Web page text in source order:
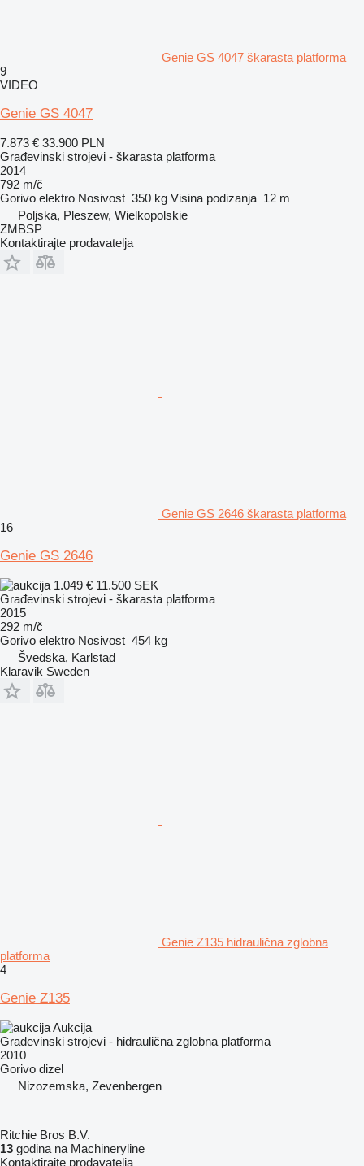
Genie GS 4047 škarasta platforma
9
VIDEO
Genie GS 4047
7.873 € 33.900 PLN
Građevinski strojevi - škarasta platforma
2014
792 m/č
Gorivo elektro Nosivost 350 kg Visina podizanja 12 m
Poljska, Pleszew, Wielkopolskie
ZMBSP
Kontaktirajte prodavatelja
Genie GS 2646 škarasta platforma
16
Genie GS 2646
1.049 € 11.500 SEK
Građevinski strojevi - škarasta platforma
2015
292 m/č
Gorivo elektro Nosivost 454 kg
Švedska, Karlstad
Klaravik Sweden
Genie Z135 hidraulična zglobna
platforma
4
Genie Z135
Aukcija
Građevinski strojevi - hidraulična zglobna platforma
2010
Gorivo dizel
Nizozemska, Zevenbergen
Ritchie Bros B.V.
13 godina na Machineryline
Kontaktirajte prodavatelja